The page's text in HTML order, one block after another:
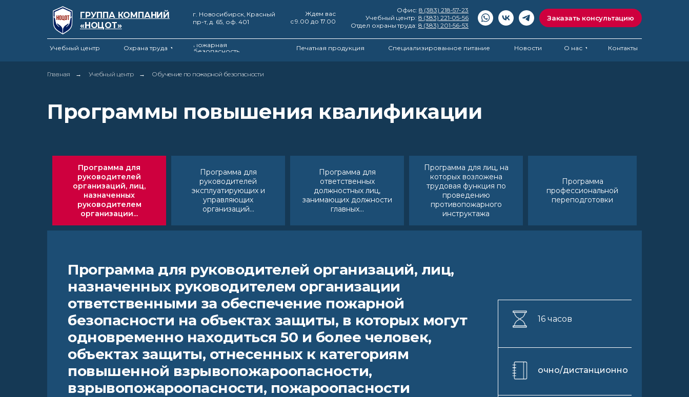
Заказать консультацию
Ждем вас
с 9.00 до 17.00
г. Новосибирск, Красный
пр-т, д. 65, оф. 401
Офис: 8 (383) 218-57-23
Учебный центр: 8 (383) 221-05-56
Отдел охраны труда: 8 (383) 201-56-53
ГРУППА КОМПАНИЙ
«НОЦОТ»
Контакты
О нас
Новости
Специализированное питание
Печатная продукция
Пожарная
безопасность
Охрана труда
Учебный центр
Главная → Учебный центр → Обучение по пожарной безопасности
Программы повышения квалификации
Программа для
руководителей
организаций, лиц,
назначенных
руководителем
организации...
Программа для
руководителей
эксплуатирующих и
управляющих
организаций...
Программа для
ответственных
должностных лиц,
занимающих должности
главных...
Программа для лиц, на
которых возложена
трудовая функция по
проведению
противопожарного
инструктажа
Программа
профессиональной
переподготовки
очно/дистанционно
16 часов
Программа для руководителей организаций, лиц,
назначенных руководителем организации
ответственными за обеспечение пожарной
безопасности на объектах защиты, в которых могут
одновременно находиться 50 и более человек,
объектах защиты, отнесенных к категориям
повышенной взрывопожароопасности,
взрывопожароопасности, пожароопасности